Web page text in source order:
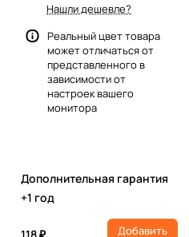
Нашли дешевле?
Реальный цвет товара
может отличаться от
представленного в
зависимости от
настроек вашего
монитора
Дополнительная гарантия
+1 год
Добавить